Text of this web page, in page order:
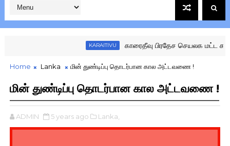
KARAITIVU காரைதீவு பிரதேச செயலக மட்ட
Home Lanka மின் துண்டிப்பு தொடர்பான கால அட்டவணை !
மின் துண்டிப்பு தொடர்பான கால அட்டவணை !
ADMIN 5 years ago Lanka,